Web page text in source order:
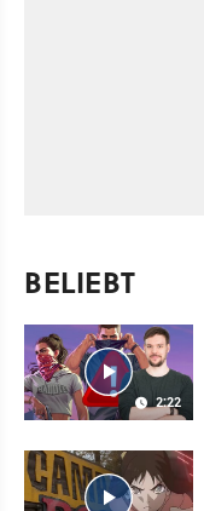
BELIEBT
2:22